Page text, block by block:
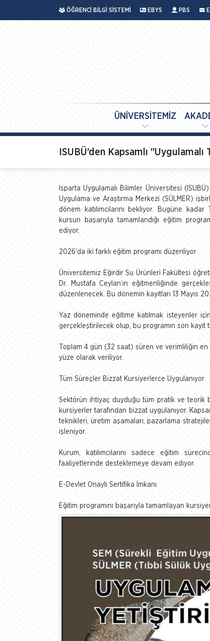
ÖĞRENCİ BİLGİ SİSTEMİ EBYS PBS
ÜNİVERSİTEMİZ
ISUBÜ’den Kapsamlı
Isparta Uygulamalı Bilimler Üniversitesi
Uygulama ve Araştırma Merkezi (SÜLMER)
dönem katılımcılarını bekliyor. Bugüne
kursun başarıyla tamamlandığı eğitim
ediyor.
2026'da iki farklı eğitim programı düzenliyor
Üniversitemiz Eğirdir Su Ürünleri Fakültesi
Dr. Mustafa Ceylan’ın eğitmenliğinde
düzenlenecek. Bu dönemin kayıtları 13 Mayıs
Yaz döneminde eğitime katılmak isteyenler
gerçekleştirilecek olup, bu programın son kayıt
Toplam 4 gün (32 saat) süren ve verimliliğin en
yüze olarak veriliyor.
Tüm Süreçler Bizzat Kursiyerlerce Uygulanıyor
Sektörün ihtiyaç duyduğu tüm pratik ve teorik
kursiyerler tarafından bizzat uygulanıyor.
teknikleri, üretim aşamaları, pazarlama
işleniyor.
Kurum, katılımcılarını sadece eğitim
faaliyetlerinde desteklemeye devam ediyor.
E-Devlet Onaylı Sertifika İmkanı
Eğitim programını başarıyla tamamlayan